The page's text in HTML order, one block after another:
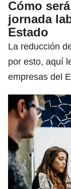
Cómo
jornada
Estado
La reducción
por esto, aquí
empresas del